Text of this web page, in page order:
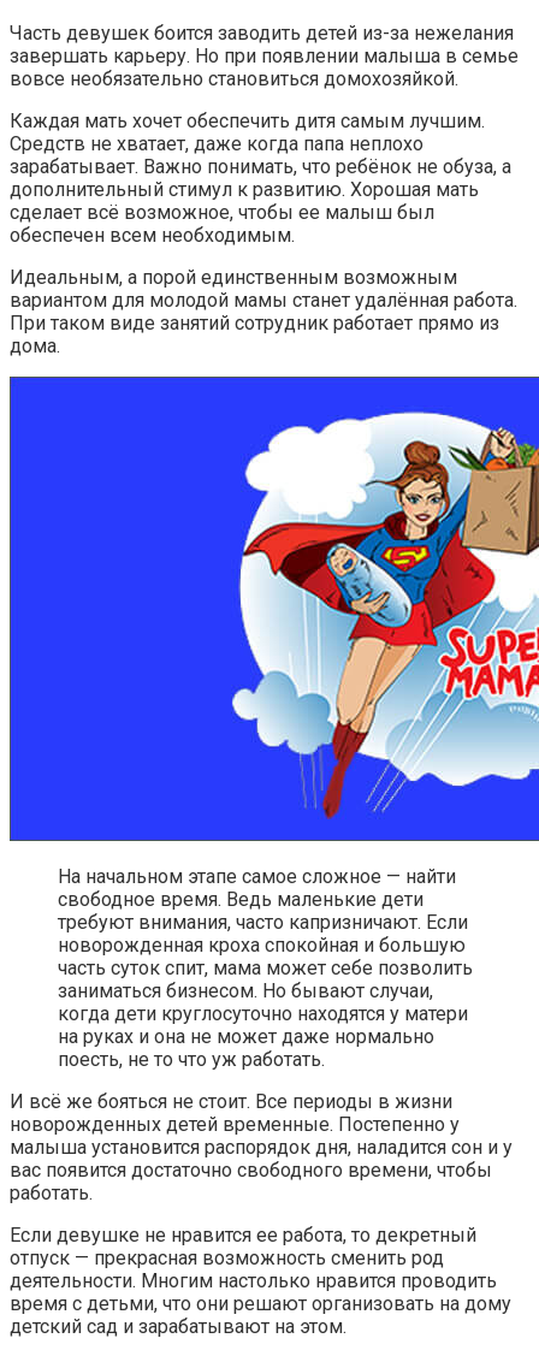
Часть девушек боится заводить детей из-за нежелания
завершать карьеру. Но при появлении малыша в семье
вовсе необязательно становиться домохозяйкой.
Каждая мать хочет обеспечить дитя самым лучшим.
Средств не хватает, даже когда папа неплохо
зарабатывает. Важно понимать, что ребёнок не обуза, а
дополнительный стимул к развитию. Хорошая мать
сделает всё возможное, чтобы ее малыш был
обеспечен всем необходимым.
Идеальным, а порой единственным возможным
вариантом для молодой мамы станет удалённая работа.
При таком виде занятий сотрудник работает прямо из
дома.
На начальном этапе самое сложное — найти
свободное время. Ведь маленькие дети
требуют внимания, часто капризничают. Если
новорожденная кроха спокойная и большую
часть суток спит, мама может себе позволить
заниматься бизнесом. Но бывают случаи,
когда дети круглосуточно находятся у матери
на руках и она не может даже нормально
поесть, не то что уж работать.
И всё же бояться не стоит. Все периоды в жизни
новорожденных детей временные. Постепенно у
малыша установится распорядок дня, наладится сон и у
вас появится достаточно свободного времени, чтобы
работать.
Если девушке не нравится ее работа, то декретный
отпуск — прекрасная возможность сменить род
деятельности. Многим настолько нравится проводить
время с детьми, что они решают организовать на дому
детский сад и зарабатывают на этом.